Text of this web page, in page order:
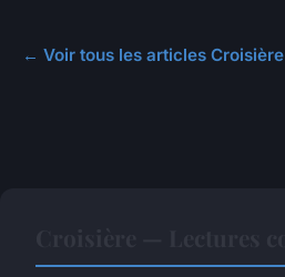
← Voir tous les articles Croisière